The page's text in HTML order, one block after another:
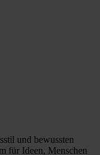
und bewussten
für Ideen, Menschen